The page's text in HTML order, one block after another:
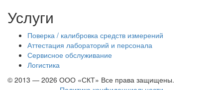
Услуги
Поверка / калибровка средств измерений
Аттестация лабораторий и персонала
Сервисное обслуживание
Логистика
© 2013 — 2026 ООО «СКТ» Все права защищены.